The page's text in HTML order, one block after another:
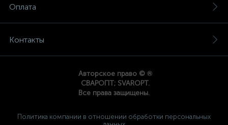
Оплата
Контакты
Авторское право © ®
СВАРОПТ; SVAROPT.
Все права защищены.
Политика компании в отношении обработки персональных